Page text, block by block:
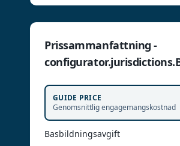
Prissammanfattning -
GUIDE PRICE
Genomsnittlig engagemangskostnad
Basbildningsavgift